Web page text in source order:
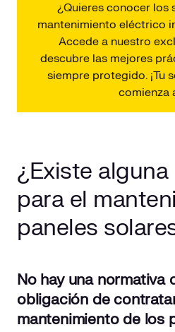
¿Quieres conocer los
mantenimiento eléctrico
Accede a nuestro
descubre las mejores
siempre protegido. ¡Tu
comienza
¿Existe
para el
paneles
No hay una normativa
obligación de
mantenimiento de los